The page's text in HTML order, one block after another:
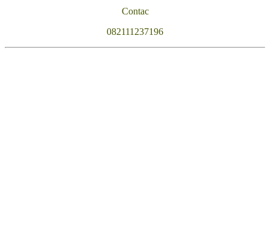
Contac
082111237196